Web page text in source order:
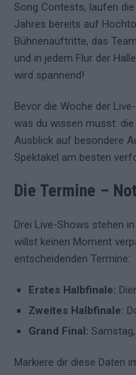
Song Contests, laufen
Jahres bereits auf
Bühnenauftritte, das
und in jedem Flur der
wird spannend!
Bevor die Woche der
was du wissen musst:
Ausblick auf besondere
Spektakel am besten
Die Termine –
Drei Live-Shows stehen
willst keinen Moment
entscheidenden Termine:
Erstes Halbfinale:
Zweites Halbfinale:
Grand Final:
Markiere dir diese Daten